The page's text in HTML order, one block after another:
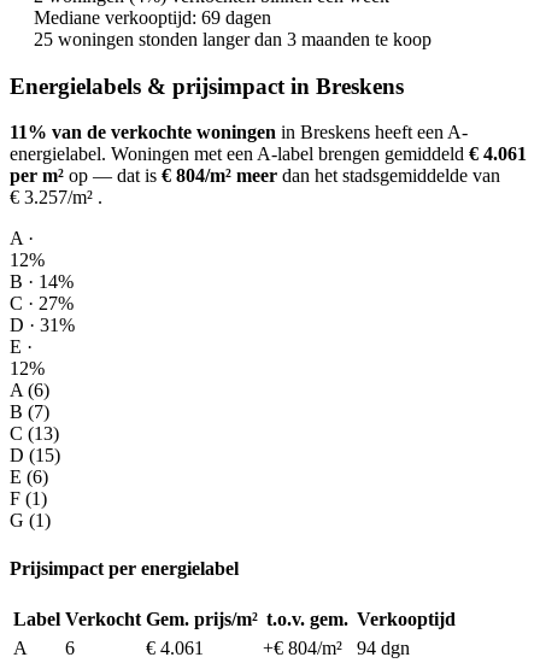
Mediane verkooptijd: 69 dagen
25 woningen stonden langer dan 3 maanden te koop
Energielabels & prijsimpact in Breskens
11% van de verkochte woningen in Breskens heeft een A-
energielabel. Woningen met een A-label brengen gemiddeld € 4.061
per m² op — dat is € 804/m² meer dan het stadsgemiddelde van
€ 3.257/m² .
A ·
12%
B · 14%
C · 27%
D · 31%
E ·
12%
A (6)
B (7)
C (13)
D (15)
E (6)
F (1)
G (1)
Prijsimpact per energielabel
Label Verkocht Gem. prijs/m² t.o.v. gem. Verkooptijd
A
6 € 4.061 +€ 804/m²
94 dgn